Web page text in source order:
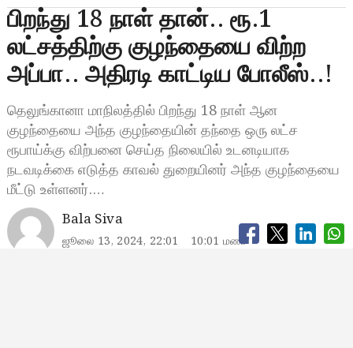
பிறந்து 18 நாள் தான்.. ரூ.1
லட்சத்திற்கு குழந்தையை விற்ற
அப்பா.. அதிரடி காட்டிய போலீஸ்..!
தெலுங்கானா மாநிலத்தில் பிறந்து 18 நாள் ஆன
குழந்தையை அந்த குழந்தையின் தந்தை ஒரு லட்ச
ரூபாய்க்கு விற்பனை செய்த நிலையில் உடனடியாக
நடவடிக்கை எடுத்த காவல் துறையினர் அந்த குழந்தையை
மீட்டு உள்ளனர்.…
Bala Siva
ஜூலை 13, 2024, 22:01 10:01 மணி